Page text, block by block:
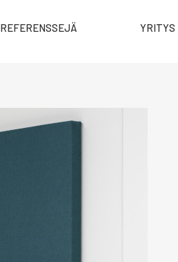
REFERENSSEJÄ YRITYS